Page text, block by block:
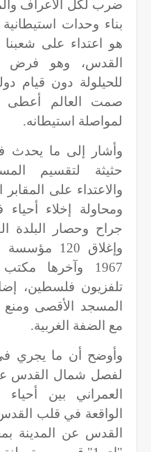
ضرب لكل الأعراف
بناء وحدات
هو اعتداء على
القدس، وهو فرض
للحيلولة دون قيام
صمت العالم أعطى
لمواصلة استيطانه.
وأشار إلى ما يحدث
حثيثة لتقسيم
والاعتداء على المقابر
ومحاولة إخلاء
جراح وحصار البلدة
وإغلاق
1967 وآخرها
تلفزيون فلسطين،
المسجد الأقصى
مع الضفة الغربية.
وأوضح أن ما يجري
لفصل شمال القدس
العمراني بين
الواقعة في قلب
القدس عن المدينة